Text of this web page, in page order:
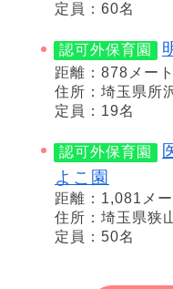
定員：60名
認可外保育園
距離：878メー
住所：埼玉県所
定員：19名
認可外保育園
よこ園
距離：1,081メ
住所：埼玉県狭
定員：50名